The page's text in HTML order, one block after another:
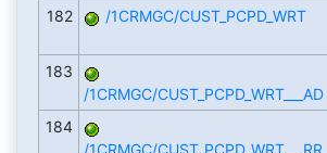
182
/1CRMGC/CUST_PCPD_WRT
183
/1CRMGC/CUST_PCPD_WRT___AD
184